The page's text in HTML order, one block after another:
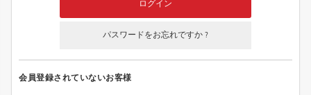
パスワードをお忘れですか ?
会員登録されていないお客様